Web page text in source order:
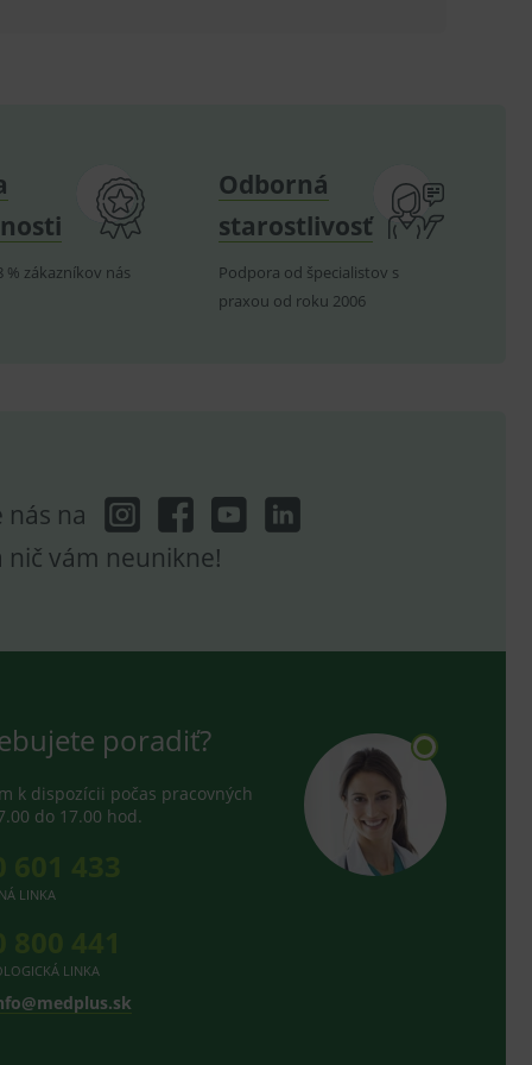
% zákazníkov nás
Odborná
starostlivosť
Podpora od špecialistov s
praxou od roku 2006
nás na
nič vám neunikne!
poradiť?
k dispozícii počas pracovných
do 17.00 hod.
LINKA
LINKA
zapamatování
zobrazení
analytics.
cookies a